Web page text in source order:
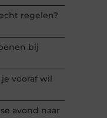
regelen?
bij
vooraf wil
avond naar